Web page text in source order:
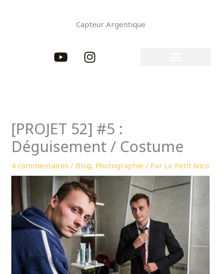
Capteur Argentique
Y
o
e
I
n
r
a
m
[PROJET 52] #5 :
Déguisement / Costume
4 commentaires / Blog, Photographie / Par Le Petit Nico